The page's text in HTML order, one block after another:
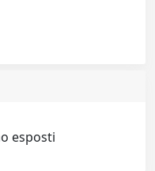
esposti